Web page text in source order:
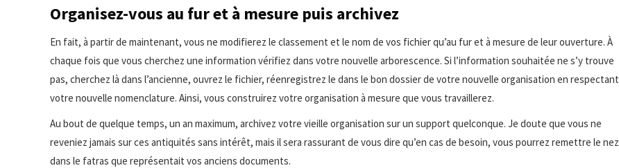
Organisez-vous au fur et à mesure puis archivez
En fait, à partir de maintenant, vous ne modifierez le classement et le nom de vos fichier qu’au fur et à mesure de leur ouverture. À
chaque fois que vous cherchez une information vérifiez dans votre nouvelle arborescence. Si l’information souhaitée ne s’y trouve
pas, cherchez là dans l’ancienne, ouvrez le fichier, réenregistrez le dans le bon dossier de votre nouvelle organisation en respectant
votre nouvelle nomenclature. Ainsi, vous construirez votre organisation à mesure que vous travaillerez.
Au bout de quelque temps, un an maximum, archivez votre vieille organisation sur un support quelconque. Je doute que vous ne
reveniez jamais sur ces antiquités sans intérêt, mais il sera rassurant de vous dire qu’en cas de besoin, vous pourrez remettre le nez
dans le fatras que représentait vos anciens documents.